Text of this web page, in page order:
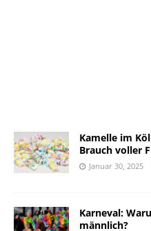
Kamelle im
Brauch voller
Januar 30, 2025
Karneval:
männlich?